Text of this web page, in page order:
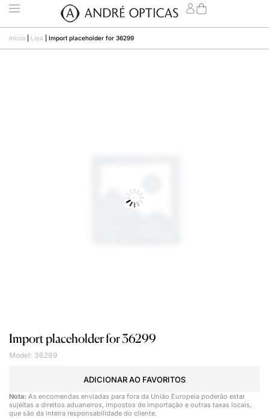
Início Loja Import placeholder for 36299
Import placeholder for 36299
Model: 36299
ADICIONAR AO FAVORITOS
Nota: As encomendas enviadas para fora da União Europeia poderão estar
sujeitas a direitos aduaneiros, impostos de importação e outras taxas locais,
que são da inteira responsabilidade do cliente.